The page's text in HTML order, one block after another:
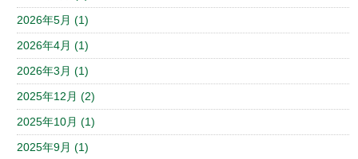
2026年5月 (1)
2026年4月 (1)
2026年3月 (1)
2025年12月 (2)
2025年10月 (1)
2025年9月 (1)